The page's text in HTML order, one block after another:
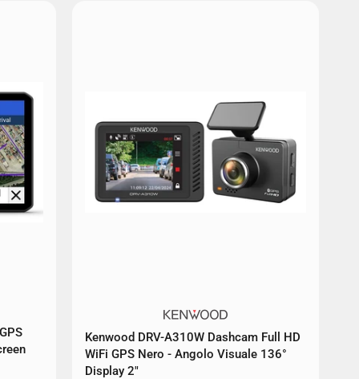
Kenwood DRV-A310W Dashcam Full HD
WiFi GPS Nero - Angolo Visuale 136°
Display 2"